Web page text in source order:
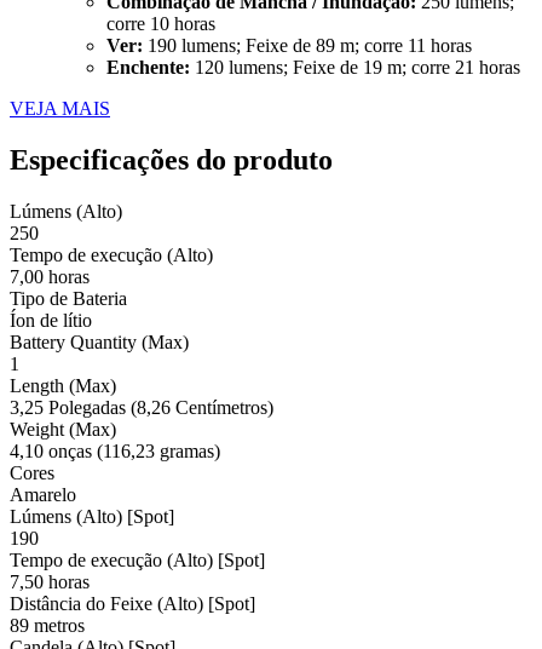
corre 10 horas
Ver: 190 lumens; Feixe de 89 m; corre 11 horas
Enchente: 120 lumens; Feixe de 19 m; corre 21 horas
VEJA MAIS
Especificações do produto
Lúmens (Alto)
250
Tempo de execução (Alto)
7,00 horas
Tipo de Bateria
Íon de lítio
Battery Quantity (Max)
1
Length (Max)
3,25 Polegadas (8,26 Centímetros)
Weight (Max)
4,10 onças (116,23 gramas)
Cores
Amarelo
Lúmens (Alto) [Spot]
190
Tempo de execução (Alto) [Spot]
7,50 horas
Distância do Feixe (Alto) [Spot]
89 metros